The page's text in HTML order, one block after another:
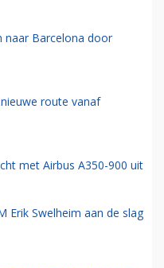
naar Barcelona door
route vanaf
met Airbus A350-900 uit
Erik Swelheim aan de slag